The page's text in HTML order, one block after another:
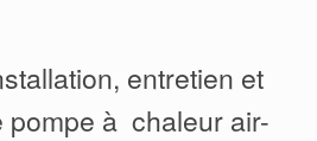
entretien et
pompe à chaleur air-